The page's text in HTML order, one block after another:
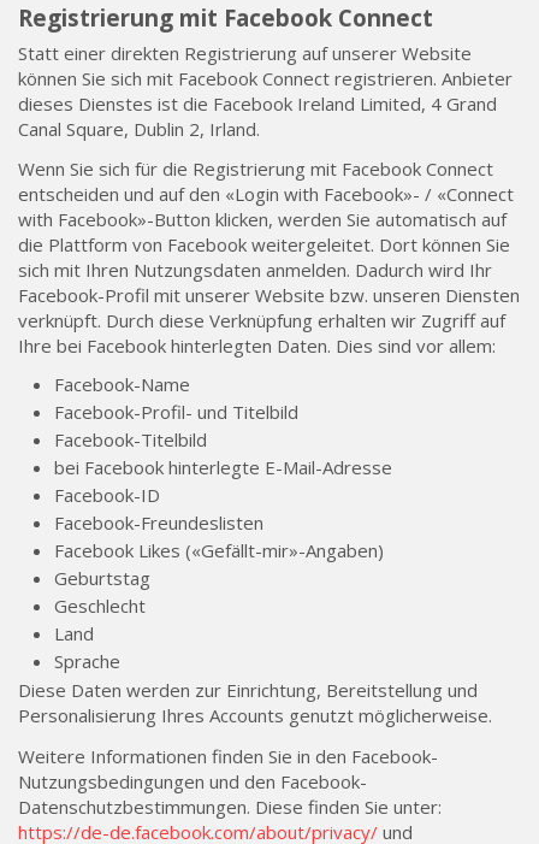
Registrierung mit Facebook Connect
Statt einer direkten Registrierung auf unserer Website
können Sie sich mit Facebook Connect registrieren. Anbieter
dieses Dienstes ist die Facebook Ireland Limited, 4 Grand
Canal Square, Dublin 2, Irland.
Wenn Sie sich für die Registrierung mit Facebook Connect
entscheiden und auf den «Login with Facebook»- / «Connect
with Facebook»-Button klicken, werden Sie automatisch auf
die Plattform von Facebook weitergeleitet. Dort können Sie
sich mit Ihren Nutzungsdaten anmelden. Dadurch wird Ihr
Facebook-Profil mit unserer Website bzw. unseren Diensten
verknüpft. Durch diese Verknüpfung erhalten wir Zugriff auf
Ihre bei Facebook hinterlegten Daten. Dies sind vor allem:
Facebook-Name
Facebook-Profil- und Titelbild
Facebook-Titelbild
bei Facebook hinterlegte E-Mail-Adresse
Facebook-ID
Facebook-Freundeslisten
Facebook Likes («Gefällt-mir»-Angaben)
Geburtstag
Geschlecht
Land
Sprache
Diese Daten werden zur Einrichtung, Bereitstellung und
Personalisierung Ihres Accounts genutzt möglicherweise.
Weitere Informationen finden Sie in den Facebook-
Nutzungsbedingungen und den Facebook-
Datenschutzbestimmungen. Diese finden Sie unter:
https://de-de.facebook.com/about/privacy/ und